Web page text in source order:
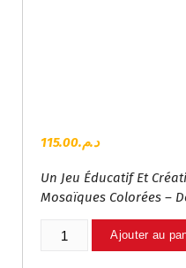
د.م.115.00
Un Jeu Éducatif Et
Mosaïques Colorées –
Quantité
Ajouter au